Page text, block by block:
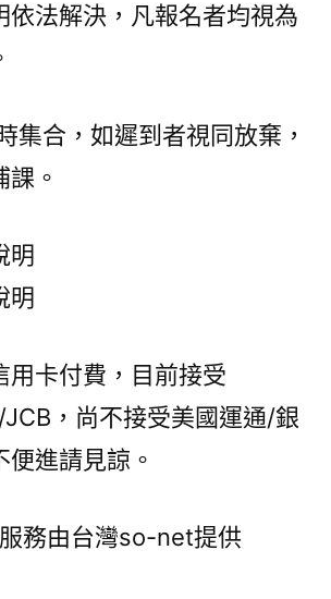
依法解決，凡報名者均視為
集合，如遲到者視同放棄，
。
明
明
用卡付費，目前接受
，尚不接受美國運通/銀
進請見諒。
務由台灣so-net提供